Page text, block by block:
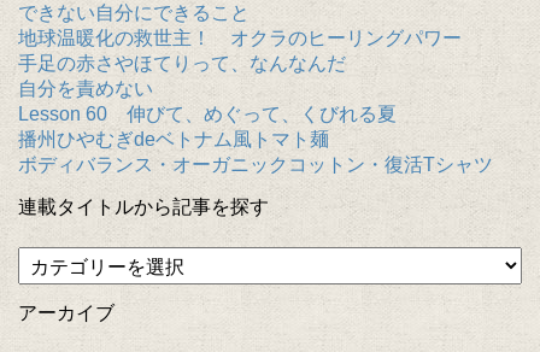
できない自分にできること
地球温暖化の救世主！ オクラのヒーリングパワー
手足の赤さやほてりって、なんなんだ
自分を責めない
Lesson 60 伸びて、めぐって、くびれる夏
播州ひやむぎdeベトナム風トマト麺
ボディバランス・オーガニックコットン・復活Tシャツ
連載タイトルから記事を探す
アーカイブ